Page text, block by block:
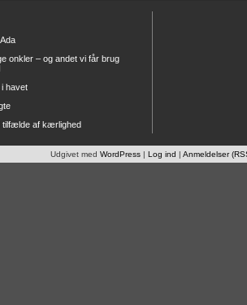
onkler – og andet vi får brug
havet
tilfælde af kærlighed
Udgivet med WordPress | Log ind | Anmeldelser